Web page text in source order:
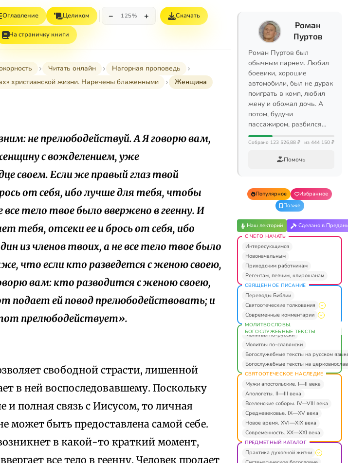
Оглавление Целиком − 125% + Скачать
На страничку книги
Читать онлайн
Нагорная проповедь
христианской жизни. Наречены блаженными
Женщина
не прелюбодействуй. А Я говорю вам,
с вожделением, уже
своем. Если же правый глаз твой
от себя, ибо лучше для тебя, чтобы
все тело твое было ввержено в геенну. И
тебя, отсеки ее и брось от себя, ибо
из членов твоих, а не все тело твое было
что если кто разведется с женою своею,
вам: кто разводится с женою своею,
подает ей повод прелюбодействовать; и
прелюбодействует».
свободной страсти, лишенной
в ней воспоследовавшему. Поскольку
и полная связь с Иисусом, то личная
может быть предоставлена самой себе.
в какой-то краткий момент,
все тело в геенну. Человек продает
Роман
Пуртов
Роман Пуртов был
обычным парнем. Любил
боевики, хорошие
автомобили, был не дурак
поиграть в комп, любил
жену и обожал дочь. А
потом, будучи
пассажиром, разбился…
Собрано 123 526,88 ₽ из 444 150 ₽
Помочь
Популярное
Избранное
Позже
Наш лекторий Сделано в
С ЧЕГО НАЧАТЬ
Интересующимся
Новоначальным
Приходским работникам
Регентам, певчим, клирошанам
СВЯЩЕННОЕ ПИСАНИЕ
Переводы Библии
Святоотеческие толкования
Современные комментарии
МОЛИТВОСЛОВЫ.
БОГОСЛУЖЕБНЫЕ ТЕКСТЫ
Молитвы по-русски
Молитвы по-славянски
Богослужебные тексты на русском
Богослужебные тексты на
СВЯТООТЕЧЕСКОЕ НАСЛЕДИЕ
Мужи апостольские. I—II века
Апологеты. II—III века
Вселенские соборы. IV—VIII века
Средневековье. IX—XV века
Новое время. XVI—XIX века
Современность. XX—XXI века
ПРЕДМЕТНЫЙ КАТАЛОГ
Практика духовной жизни